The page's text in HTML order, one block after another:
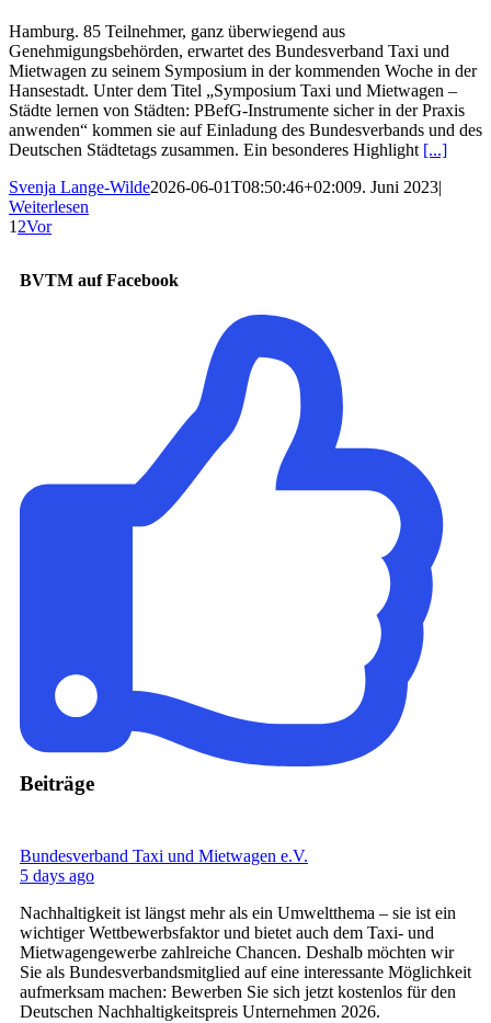
Hamburg. 85 Teilnehmer, ganz überwiegend aus
Genehmigungsbehörden, erwartet des Bundesverband Taxi und
Mietwagen zu seinem Symposium in der kommenden Woche in der
Hansestadt. Unter dem Titel „Symposium Taxi und Mietwagen –
Städte lernen von Städten: PBefG-Instrumente sicher in der Praxis
anwenden“ kommen sie auf Einladung des Bundesverbands und des
Deutschen Städtetags zusammen. Ein besonderes Highlight [...]
Svenja Lange-Wilde2026-06-01T08:50:46+02:009. Juni 2023|
Weiterlesen
1 2Vor
BVTM auf Facebook
Beiträge
Bundesverband Taxi und Mietwagen e.V.
5 days ago
Nachhaltigkeit ist längst mehr als ein Umweltthema – sie ist ein
wichtiger Wettbewerbsfaktor und bietet auch dem Taxi- und
Mietwagengewerbe zahlreiche Chancen. Deshalb möchten wir
Sie als Bundesverbandsmitglied auf eine interessante Möglichkeit
aufmerksam machen: Bewerben Sie sich jetzt kostenlos für den
Deutschen Nachhaltigkeitspreis Unternehmen 2026.